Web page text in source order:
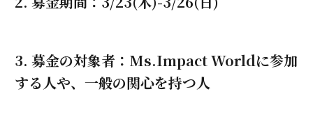
3. 募金の対象者：Ms.Impact Worldに参加
する人や、一般の関心を持つ人